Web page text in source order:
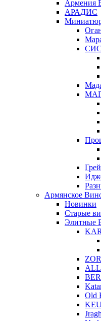
Армения
АРАДИС
Армянское
Новинки
Старые
Элитные
Old